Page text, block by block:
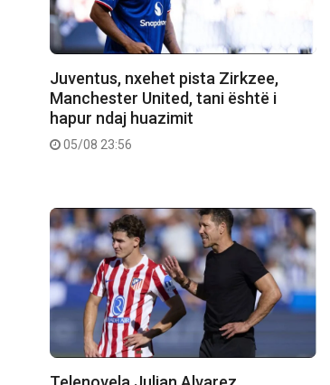
Juventus, nxehet pista Zirkzee,
Manchester United, tani është i
hapur ndaj huazimit
05/08 23:56